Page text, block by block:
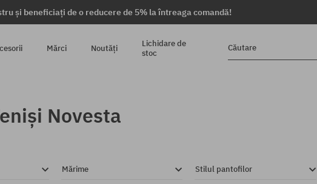
și beneficiați de o reducere de 5% la întreaga comandă!
Mărci Noutăți
Lichidare de
stoc
Căutare
Novesta
Mărime Stilul pantofilor